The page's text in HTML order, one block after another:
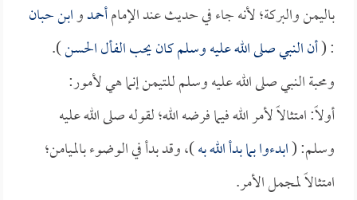
باليمن والبركة؛ لأنه جاء في حديث عند الإمامأحمدوابن حبان
: (أن النبي صلى الله عليه وسلم كان يحب الفأل الحسن).
ومحبة النبي صلى الله عليه وسلم للتيمن إنما هي لأمور:
أولاً: امتثالاً لأمر الله فيما فرضه الله؛ لقوله صلى الله عليه
وسلم: (ابدءوا بما بدأ الله به)، وقد بدأ في الوضوء بالميامن؛
امتثالاً لمجمل الأمر.